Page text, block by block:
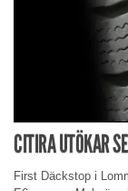
CITIRA UTÖKAR
First Däckstop i